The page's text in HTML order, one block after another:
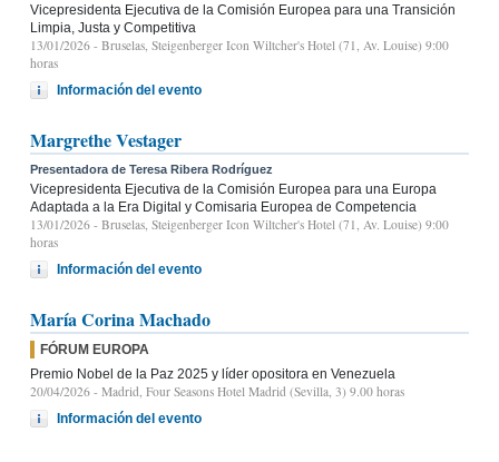
Vicepresidenta Ejecutiva de la Comisión Europea para una Transición
Limpia, Justa y Competitiva
13/01/2026 - Bruselas, Steigenberger Icon Wiltcher's Hotel (71, Av. Louise) 9:00
horas
Información del evento
Margrethe Vestager
Presentadora de Teresa Ribera Rodríguez
Vicepresidenta Ejecutiva de la Comisión Europea para una Europa
Adaptada a la Era Digital y Comisaria Europea de Competencia
13/01/2026 - Bruselas, Steigenberger Icon Wiltcher's Hotel (71, Av. Louise) 9:00
horas
Información del evento
María Corina Machado
FÓRUM EUROPA
Premio Nobel de la Paz 2025 y líder opositora en Venezuela
20/04/2026 - Madrid, Four Seasons Hotel Madrid (Sevilla, 3) 9.00 horas
Información del evento